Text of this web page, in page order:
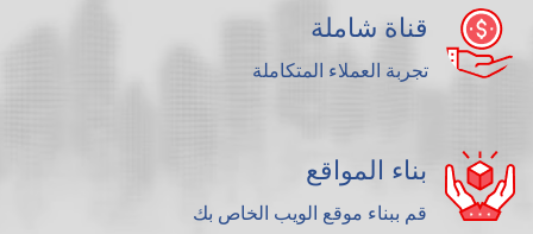
قناة شاملة
تجربة العملاء المتكاملة
بناء المواقع
قم ببناء موقع الويب الخاص بك